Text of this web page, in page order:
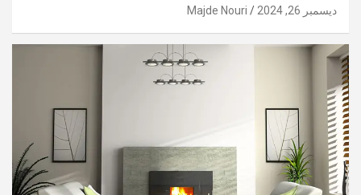
ديسمبر 26, 2024 Majde Nouri